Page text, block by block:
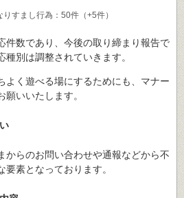
すまし行為：50件（+5件）
件数であり、今後の取り締まり報告で
別は調整されていきます。
よく遊べる場にするためにも、マナー
いいたします。
からのお問い合わせや通報などから不
素となっております。